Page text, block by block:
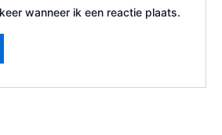
wanneer ik een reactie plaats.